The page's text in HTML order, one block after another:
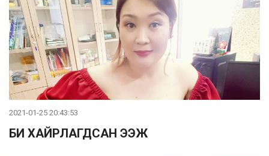
2021-01-25 20:43:53
БИ ХАЙРЛАГДСАН ЭЭЖ